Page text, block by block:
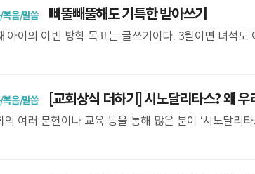
복음/말씀삐뚤빼뚤해도 기특한 받아쓰기
아이의 이번 방학 목표는 글쓰기이다. 3월이면 녀석도
쥐지 못한다. 글은 더듬더듬 읽는 것 같은데 뭘 길게 쓴
복음/말씀[교회상식 더하기] 시노달리타스? 왜 우
의 여러 문헌이나 교육 등을 통해 많은 분이 ‘시노달리
그런데 우리말이 아니어서 그런지 자꾸 들어도 ‘무슨 뜻